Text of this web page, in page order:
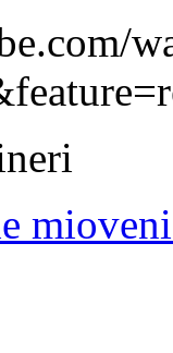
mioveni